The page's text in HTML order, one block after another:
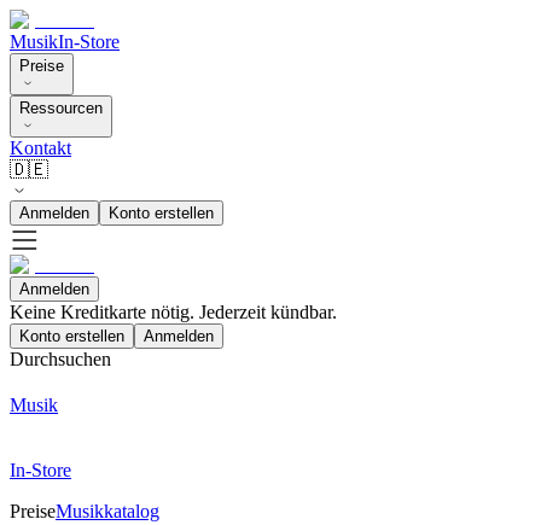
MusikIn-Store
Preise
Ressourcen
Kontakt
🇩🇪
Anmelden Konto erstellen
Anmelden
Keine Kreditkarte nötig. Jederzeit kündbar.
Konto erstellen Anmelden
Durchsuchen
Musik
In-Store
PreiseMusikkatalog